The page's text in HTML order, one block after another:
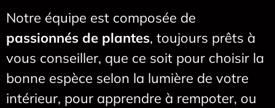
Notre équipe est composée de
passionnés de plantes, toujours prêts à
vous conseiller, que ce soit pour choisir la
bonne espèce selon la lumière de votre
intérieur, pour apprendre à rempoter, ou